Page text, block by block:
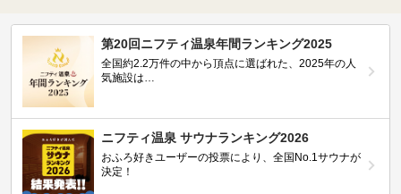
第20回ニフティ温泉年間ランキング2025
全国約2.2万件の中から頂点に選ばれた、2025年の人
気施設は…
ニフティ温泉 サウナランキング2026
おふろ好きユーザーの投票により、全国No.1サウナが
決定！